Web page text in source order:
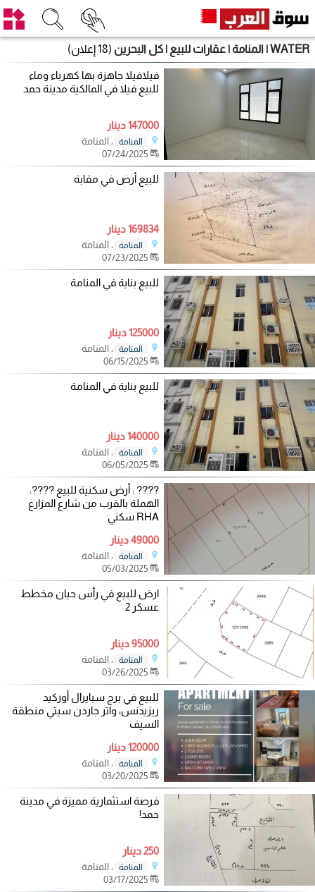
WATER | المنامة | عقارات للبيع | كل البحرين (18 إعلان)
فيلافيلا جاهزة بها كهرباء وماء
للبيع فيلا في المالكية مدينة حمد
147000 دينار
المنامة
، المنامة
للبيع أرض في مقابة
169834 دينار
المنامة
، المنامة
للبيع بناية في المنامة
125000 دينار
المنامة
، المنامة
للبيع بناية في المنامة
140000 دينار
المنامة
، المنامة
???? : أرض سكنية للبيع ????:
الهملة بالقرب من شارع المزارع
RHA سكني
49000 دينار
المنامة
، المنامة
ارض للبيع في رأس حيان مخطط
عسكر 2
95000 دينار
المنامة
، المنامة
للبيع في برج سبايرال أوركيد
ريزيدنس، واتر جاردن سيتي منطقة
السيف
120000 دينار
المنامة
، المنامة
فرصة استثمارية مميزة في مدينة
حمد!
250 دينار
المنامة
، المنامة